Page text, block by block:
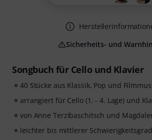
Songbuch für Cello und Klavier
40 Stücke aus Klassik, Pop und
arrangiert für Cello (1. - 4. Lage) und
von Anne Terzibaschitsch und
leichter bis mittlerer Schwierigkeitsgrad
Sicherheits- und